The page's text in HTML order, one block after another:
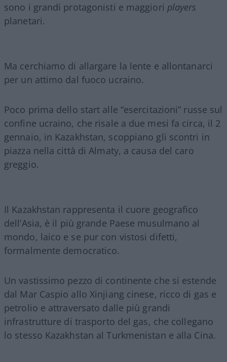
sono i grandi protagonisti e maggiori players
planetari.
Ma cerchiamo di allargare la lente e allontanarci
per un attimo dal fuoco ucraino.
Poco prima dello start alle “esercitazioni” russe sul
confine ucraino, che risale a due mesi fa circa, il 2
gennaio, in Kazakhstan, scoppiano gli scontri in
piazza nella città di Almaty, a causa del caro
greggio.
Il Kazakhstan rappresenta il cuore geografico
dell’Asia, è il più grande Paese musulmano al
mondo, laico e se pur con vistosi difetti,
formalmente democratico.
Un vastissimo pezzo di continente che si estende
dal Mar Caspio allo Xinjiang cinese, ricco di gas e
petrolio e attraversato dalle più grandi
infrastrutture di trasporto del gas, che collegano
lo stesso Kazakhstan al Turkmenistan e alla Cina.